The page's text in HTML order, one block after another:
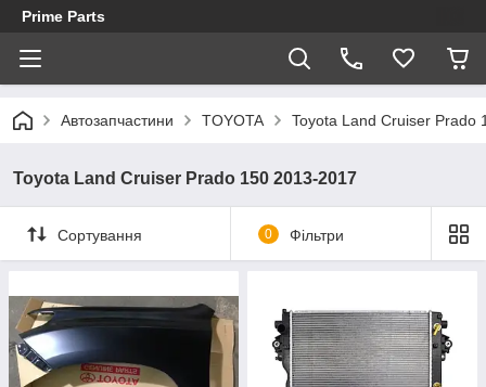
Prime Parts
Автозапчастини TOYOTA Toyota Land Cruiser Prado
Toyota Land Cruiser Prado 150 2013-2017
Сортування 0 Фільтри